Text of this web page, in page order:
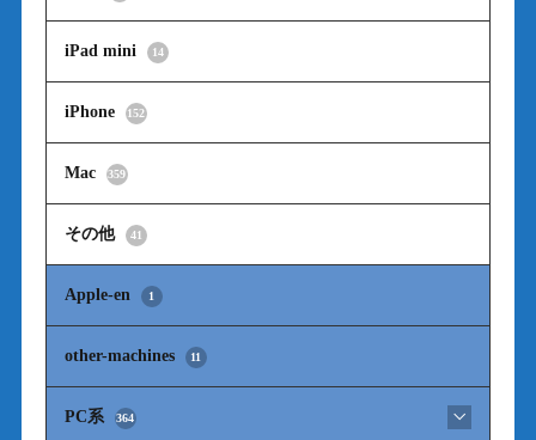
iPad mini 14
iPhone 152
Mac 359
その他 41
Apple-en 1
other-machines 11
PC系 364